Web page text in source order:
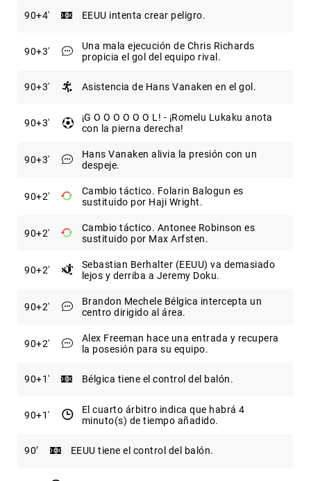
90+4 EEUU intenta crear peligro.
90+3
Una mala ejecución de Chris Richards
propicia el gol del equipo rival.
90+3 Asistencia de Hans Vanaken en el gol.
90+3
¡G O O O O O O L! - ¡Romelu Lukaku anota
con la pierna derecha!
90+3
Hans Vanaken alivia la presión con un
despeje.
90+2
Cambio táctico. Folarin Balogun es
sustituido por Haji Wright.
90+2
Cambio táctico. Antonee Robinson es
sustituido por Max Arfsten.
90+2
Sebastian Berhalter (EEUU) va demasiado
lejos y derriba a Jeremy Doku.
90+2
Brandon Mechele Bélgica intercepta un
centro dirigido al área.
90+2
Alex Freeman hace una entrada y recupera
la posesión para su equipo.
90+1 Bélgica tiene el control del balón.
90+1
El cuarto árbitro indica que habrá 4
minuto(s) de tiempo añadido.
90 EEUU tiene el control del balón.